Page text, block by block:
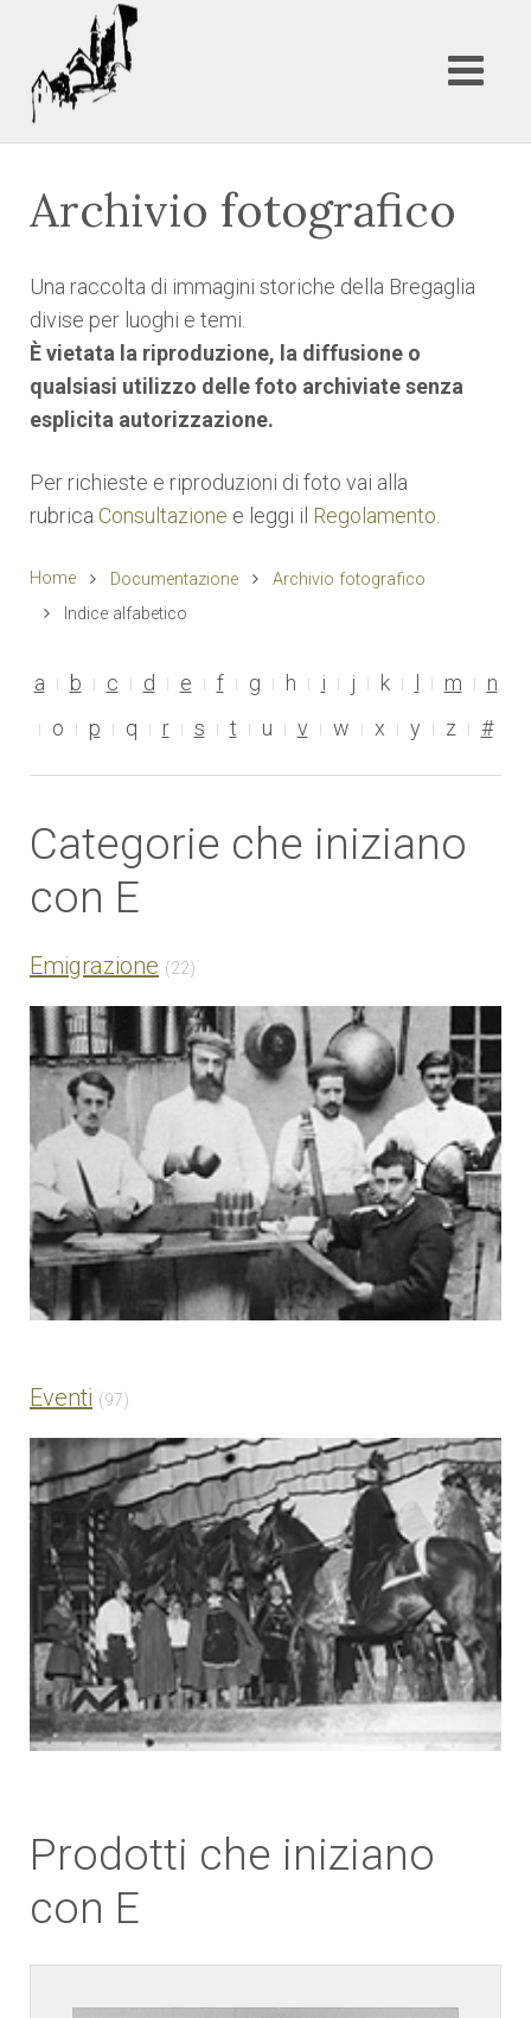
Archivio fotografico
Una raccolta di immagini storiche della Bregaglia
divise per luoghi e temi.
È vietata la riproduzione, la diffusione o
qualsiasi utilizzo delle foto archiviate senza
esplicita autorizzazione.
Per richieste e riproduzioni di foto vai alla
rubrica Consultazione e leggi il Regolamento
Home Documentazione
Archivio fotografico
Indice alfabetico
a b c d e f g h i j k m
n
o
p q r s t u v w x y z #
Categorie che iniziano
con E
Emigrazione (22)
Eventi (97)
Prodotti che iniziano
con E